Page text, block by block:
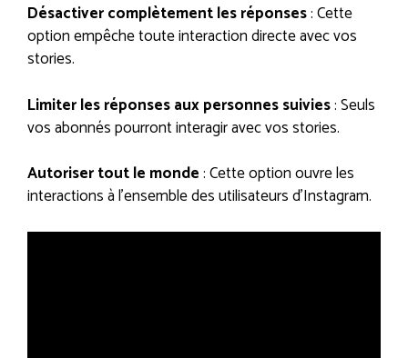
Désactiver complètement les réponses: Cette
option empêche toute interaction directe avec vos
stories.
Limiter les réponses aux personnes suivies: Seuls
vos abonnés pourront interagir avec vos stories.
Autoriser tout le monde: Cette option ouvre les
interactions à l’ensemble des utilisateurs d’Instagram.